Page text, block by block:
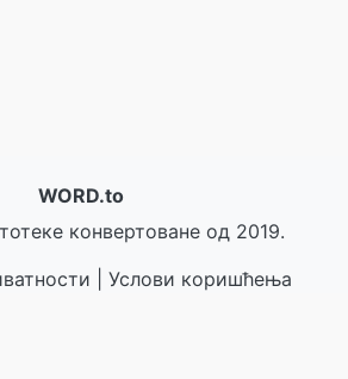
WORD.to
конвертоване од 2019.
Услови коришћења